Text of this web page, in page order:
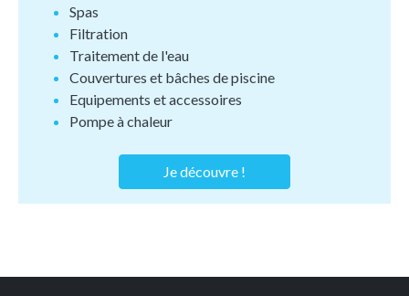
Spas
Filtration
Traitement de l'eau
Couvertures et bâches de piscine
Equipements et accessoires
Pompe à chaleur
Je découvre !